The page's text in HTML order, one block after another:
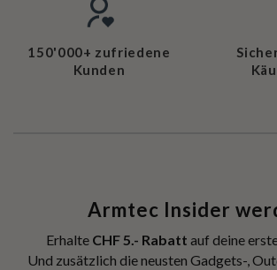
150'000+ zufriedene
Kunden
Armtec Insider
Erhalte CHF 5.- Rabatt auf deine
Und zusätzlich die neusten Gadgets-,